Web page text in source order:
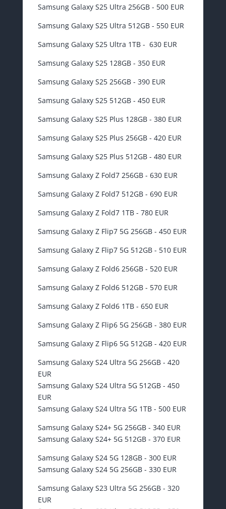
Samsung Galaxy S25 Ultra 256GB - 500 EUR
Samsung Galaxy S25 Ultra 512GB - 550 EUR
Samsung Galaxy S25 Ultra 1TB - 630 EUR
Samsung Galaxy S25 128GB - 350 EUR
Samsung Galaxy S25 256GB - 390 EUR
Samsung Galaxy S25 512GB - 450 EUR
Samsung Galaxy S25 Plus 128GB - 380 EUR
Samsung Galaxy S25 Plus 256GB - 420 EUR
Samsung Galaxy S25 Plus 512GB - 480 EUR
Samsung Galaxy Z Fold7 256GB - 630 EUR
Samsung Galaxy Z Fold7 512GB - 690 EUR
Samsung Galaxy Z Fold7 1TB - 780 EUR
Samsung Galaxy Z Flip7 5G 256GB - 450 EUR
Samsung Galaxy Z Flip7 5G 512GB - 510 EUR
Samsung Galaxy Z Fold6 256GB - 520 EUR
Samsung Galaxy Z Fold6 512GB - 570 EUR
Samsung Galaxy Z Fold6 1TB - 650 EUR
Samsung Galaxy Z Flip6 5G 256GB - 380 EUR
Samsung Galaxy Z Flip6 5G 512GB - 420 EUR
Samsung Galaxy S24 Ultra 5G 256GB - 420
EUR
Samsung Galaxy S24 Ultra 5G 512GB - 450
EUR
Samsung Galaxy S24 Ultra 5G 1TB - 500 EUR
Samsung Galaxy S24+ 5G 256GB - 340 EUR
Samsung Galaxy S24+ 5G 512GB - 370 EUR
Samsung Galaxy S24 5G 128GB - 300 EUR
Samsung Galaxy S24 5G 256GB - 330 EUR
Samsung Galaxy S23 Ultra 5G 256GB - 320
EUR